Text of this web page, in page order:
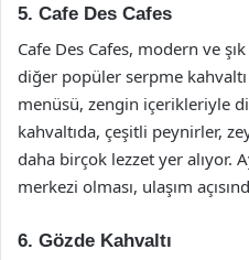
5. Cafe Des Cafes
Cafe Des Cafes, modern ve
diğer popüler serpme kahvaltı
menüsü, zengin içerikleriyle
kahvaltıda, çeşitli peynirler,
daha birçok lezzet yer alıyor.
merkezi olması, ulaşım
6. Gözde Kahvaltı